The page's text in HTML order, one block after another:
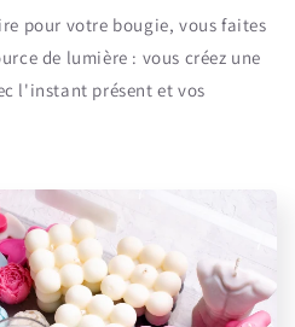
pour votre bougie, vous faites
de lumière : vous créez une
l'instant présent et vos